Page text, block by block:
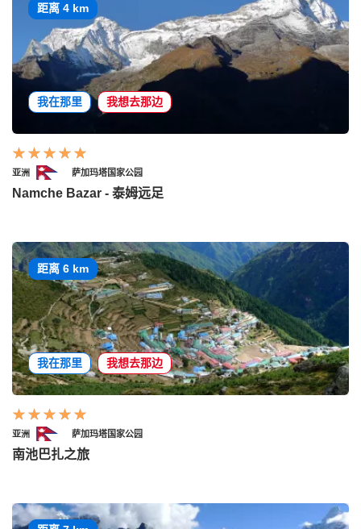
距离 4 km
我在那里 我想去那边
亚洲 萨加玛塔国家公园
Namche Bazar - 泰姆远足
距离 6 km
我在那里 我想去那边
亚洲 萨加玛塔国家公园
南池巴扎之旅